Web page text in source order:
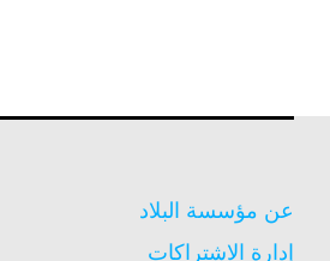
عن مؤسسة البلاد
إدارة الاشتراكات